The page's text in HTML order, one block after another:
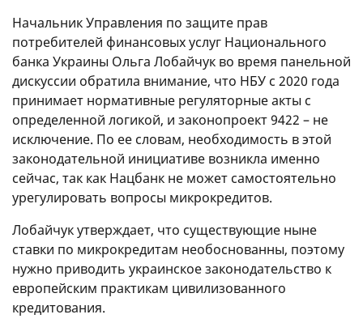
Начальник Управления по защите прав
потребителей финансовых услуг Национального
банка Украины Ольга Лобайчук во время панельной
дискуссии обратила внимание, что НБУ с 2020 года
принимает нормативные регуляторные акты с
определенной логикой, и законопроект 9422 – не
исключение. По ее словам, необходимость в этой
законодательной инициативе возникла именно
сейчас, так как Нацбанк не может самостоятельно
урегулировать вопросы микрокредитов.
Лобайчук утверждает, что существующие ныне
ставки по микрокредитам необоснованны, поэтому
нужно приводить украинское законодательство к
европейским практикам цивилизованного
кредитования.